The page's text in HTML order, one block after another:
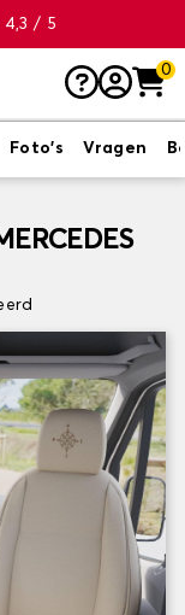
4,3 / 5
0
Foto's Vragen